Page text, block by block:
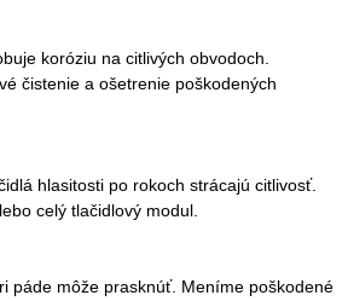
koróziu na citlivých obvodoch.
čistenie a ošetrenie poškodených
hlasitosti po rokoch strácajú citlivosť.
celý tlačidlový modul.
páde môže prasknúť. Meníme poškodené